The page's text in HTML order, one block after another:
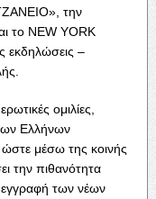
την
το NEW YORK
εκδηλώσεις –
ομιλίες,
Ελλήνων
μέσω της κοινής
την πιθανότητα
των νέων